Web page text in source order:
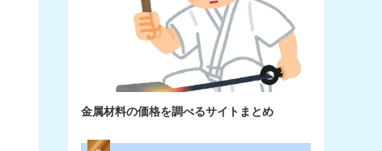
金属材料の価格を調べるサイトまとめ